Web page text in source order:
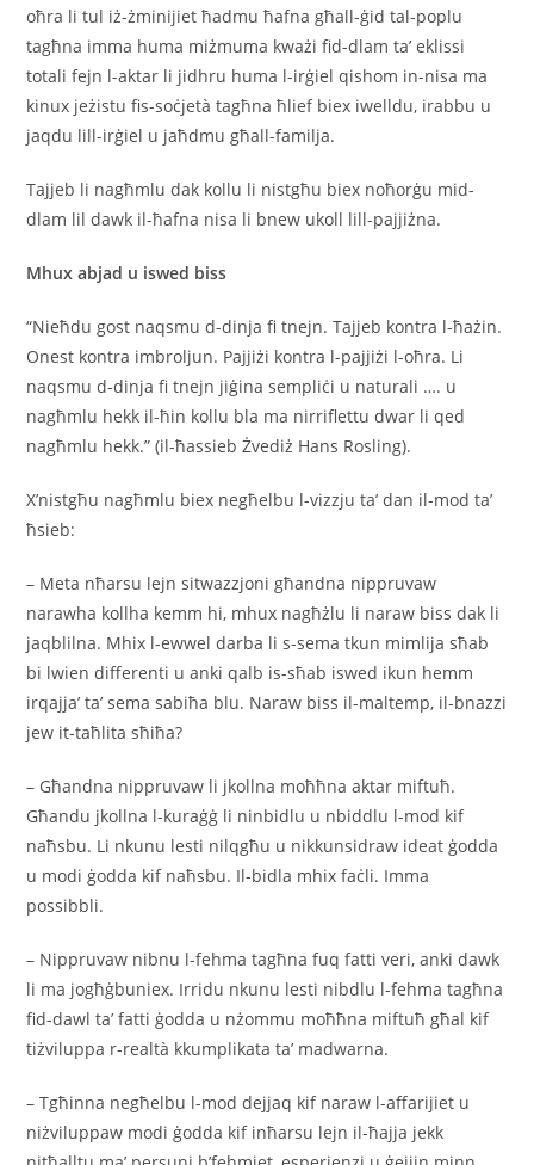
oħra li tul iż-żminijiet ħadmu ħafna għall-ġid tal-poplu
tagħna imma huma miżmuma kważi fid-dlam ta’ eklissi
totali fejn l-aktar li jidhru huma l-irġiel qishom in-nisa ma
kinux jeżistu fis-soċjetà tagħna ħlief biex iwelldu, irabbu u
jaqdu lill-irġiel u jaħdmu għall-familja.
Tajjeb li nagħmlu dak kollu li nistgħu biex noħorġu mid-
dlam lil dawk il-ħafna nisa li bnew ukoll lill-pajjiżna.
Mhux abjad u iswed biss
“Nieħdu gost naqsmu d-dinja fi tnejn. Tajjeb kontra l-ħażin.
Onest kontra imbroljun. Pajjiżi kontra l-pajjiżi l-oħra. Li
naqsmu d-dinja fi tnejn jiġina sempliċi u naturali …. u
nagħmlu hekk il-ħin kollu bla ma nirriflettu dwar li qed
nagħmlu hekk.” (il-ħassieb Żvediż Hans Rosling).
X’nistgħu nagħmlu biex negħelbu l-vizzju ta’ dan il-mod ta’
ħsieb:
– Meta nħarsu lejn sitwazzjoni għandna nippruvaw
narawha kollha kemm hi, mhux nagħżlu li naraw biss dak li
jaqblilna. Mhix l-ewwel darba li s-sema tkun mimlija sħab
bi lwien differenti u anki qalb is-sħab iswed ikun hemm
irqajja’ ta’ sema sabiħa blu. Naraw biss il-maltemp, il-bnazzi
jew it-taħlita sħiħa?
– Għandna nippruvaw li jkollna moħħna aktar miftuħ.
Għandu jkollna l-kuraġġ li ninbidlu u nbiddlu l-mod kif
naħsbu. Li nkunu lesti nilqgħu u nikkunsidraw ideat ġodda
u modi ġodda kif naħsbu. Il-bidla mhix faċli. Imma
possibbli.
– Nippruvaw nibnu l-fehma tagħna fuq fatti veri, anki dawk
li ma jogħġbuniex. Irridu nkunu lesti nibdlu l-fehma tagħna
fid-dawl ta’ fatti ġodda u nżommu moħħna miftuħ għal kif
tiżviluppa r-realtà kkumplikata ta’ madwarna.
– Tgħinna negħelbu l-mod dejjaq kif naraw l-affarijiet u
niżviluppaw modi ġodda kif inħarsu lejn il-ħajja jekk